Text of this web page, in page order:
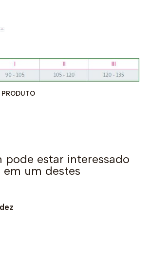
PRODUTO
pode estar interessado
em um destes